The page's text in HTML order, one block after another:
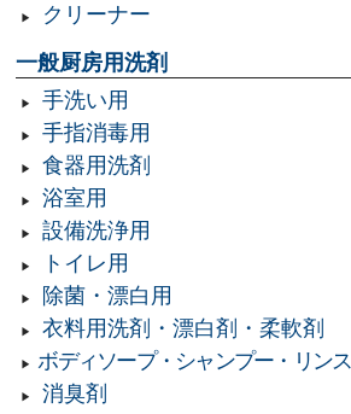
クリーナー
一般厨房用洗剤
手洗い用
手指消毒用
食器用洗剤
浴室用
設備洗浄用
トイレ用
除菌・漂白用
衣料用洗剤・漂白剤・柔軟剤
ボディソープ・シャンプー・リンス
消臭剤